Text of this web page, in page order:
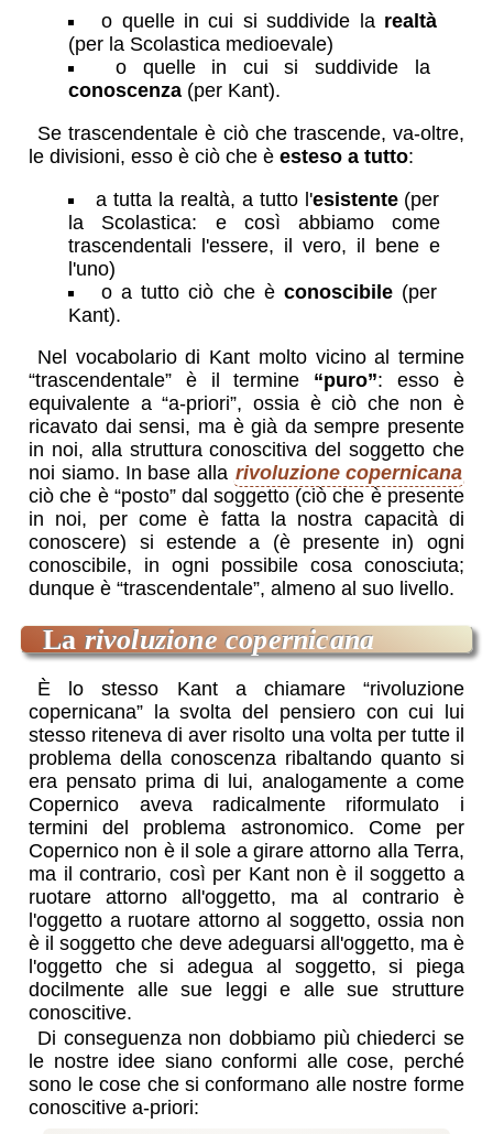
o quelle in cui si suddivide la realtà
(per la Scolastica medioevale)
o quelle in cui si suddivide la
conoscenza (per Kant).
Se trascendentale è ciò che trascende, va-oltre,
le divisioni, esso è ciò che èesteso a tutto:
a tutta la realtà, a tutto l'esistente(per
la Scolastica: e così abbiamo come
trascendentali l'essere, il vero, il bene e
l'uno)
o a tutto ciò che è conoscibile(per
Kant).
Nel vocabolario di Kant molto vicino al termine
“trascendentale” è il termine “puro”: esso è
equivalente a “a-priori”, ossia è ciò che non è
ricavato dai sensi, ma è già da sempre presente
in noi, alla struttura conoscitiva del soggetto che
noi siamo. In base alla rivoluzione copernicana
ciò che è “posto” dal soggetto (ciò che è presente
in noi, per come è fatta la nostra capacità di
conoscere) si estende a (è presente in) ogni
conoscibile, in ogni possibile cosa conosciuta;
dunque è “trascendentale”, almeno al suo livello.
larivoluzione copernicana
È lo stesso Kant a chiamare “rivoluzione
copernicana” la svolta del pensiero con cui lui
stesso riteneva di aver risolto una volta per tutte il
problema della conoscenza ribaltando quanto si
era pensato prima di lui, analogamente a come
Copernico aveva radicalmente riformulato i
termini del problema astronomico. Come per
Copernico non è il sole a girare attorno alla Terra,
ma il contrario, così per Kant non è il soggetto a
ruotare attorno all'oggetto, ma al contrario è
l'oggetto a ruotare attorno al soggetto, ossia non
è il soggetto che deve adeguarsi all'oggetto, ma è
l'oggetto che si adegua al soggetto, si piega
docilmente alle sue leggi e alle sue strutture
conoscitive.
Di conseguenza non dobbiamo più chiederci se
le nostre idee siano conformi alle cose, perché
sono le cose che si conformano alle nostre forme
conoscitive a-priori: